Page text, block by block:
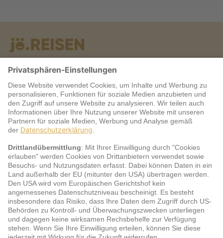
Warum jö?
Service
jö Bonus Club Partner
Zahlungsarten & Sicherheit